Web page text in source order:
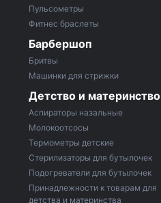
Пульсометры
Фитнес браслеты
Барбершоп
Бритвы
Машинки для стрижки
Детство и материнство
Аспираторы назальные
Молокоотсосы
Термометры детские
Стерилизаторы для бутылочек
Подогреватели для бутылочек
Принадлежности к товарам для
детства и материнства